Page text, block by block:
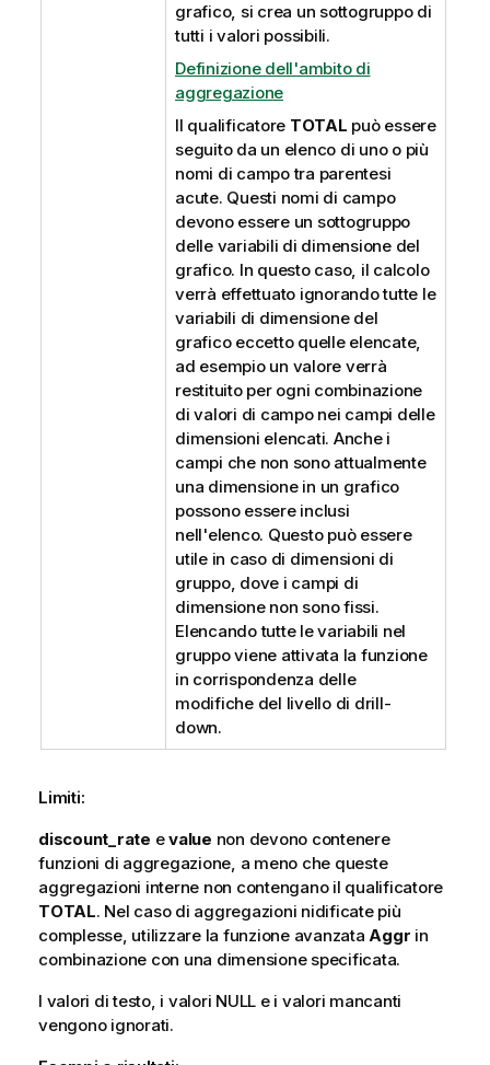
grafico, si crea un sottogruppo di
tutti i valori possibili.
Definizione dell'ambito di
aggregazione
Il qualificatore TOTAL può essere
seguito da un elenco di uno o più
nomi di campo tra parentesi
acute. Questi nomi di campo
devono essere un sottogruppo
delle variabili di dimensione del
grafico. In questo caso, il calcolo
verrà effettuato ignorando tutte le
variabili di dimensione del
grafico eccetto quelle elencate,
ad esempio un valore verrà
restituito per ogni combinazione
di valori di campo nei campi delle
dimensioni elencati. Anche i
campi che non sono attualmente
una dimensione in un grafico
possono essere inclusi
nell'elenco. Questo può essere
utile in caso di dimensioni di
gruppo, dove i campi di
dimensione non sono fissi.
Elencando tutte le variabili nel
gruppo viene attivata la funzione
in corrispondenza delle
modifiche del livello di drill-
down.
Limiti:
discount_rate evalue non devono contenere
funzioni di aggregazione, a meno che queste
aggregazioni interne non contengano il qualificatore
TOTAL. Nel caso di aggregazioni nidificate più
complesse, utilizzare la funzione avanzataAggr in
combinazione con una dimensione specificata.
I valori di testo, i valori NULL e i valori mancanti
vengono ignorati.